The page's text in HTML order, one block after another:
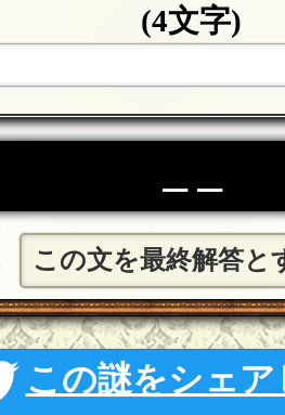
(4文字)
この文を最終解答と
この謎をシェア